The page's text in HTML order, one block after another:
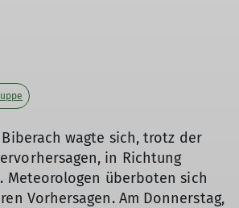
wagte sich, trotz der
in Richtung
Meteorologen überboten sich
Vorhersagen. Am Donnerstag,